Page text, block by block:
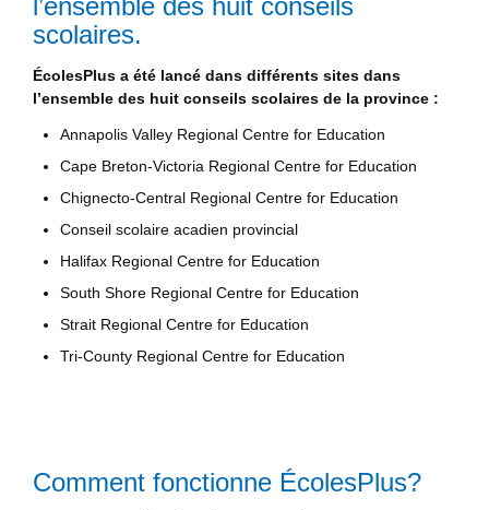
l’ensemble des huit conseils
scolaires.
ÉcolesPlus a été lancé dans différents sites dans
l’ensemble des huit conseils scolaires de la province :
Annapolis Valley Regional Centre for Education
Cape Breton-Victoria Regional Centre for Education
Chignecto-Central Regional Centre for Education
Conseil scolaire acadien provincial
Halifax Regional Centre for Education
South Shore Regional Centre for Education
Strait Regional Centre for Education
Tri-County Regional Centre for Education
Comment fonctionne ÉcolesPlus?